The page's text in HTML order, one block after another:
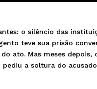
o silêncio das
teve sua prisão
ato. Mas meses depois,
a soltura do